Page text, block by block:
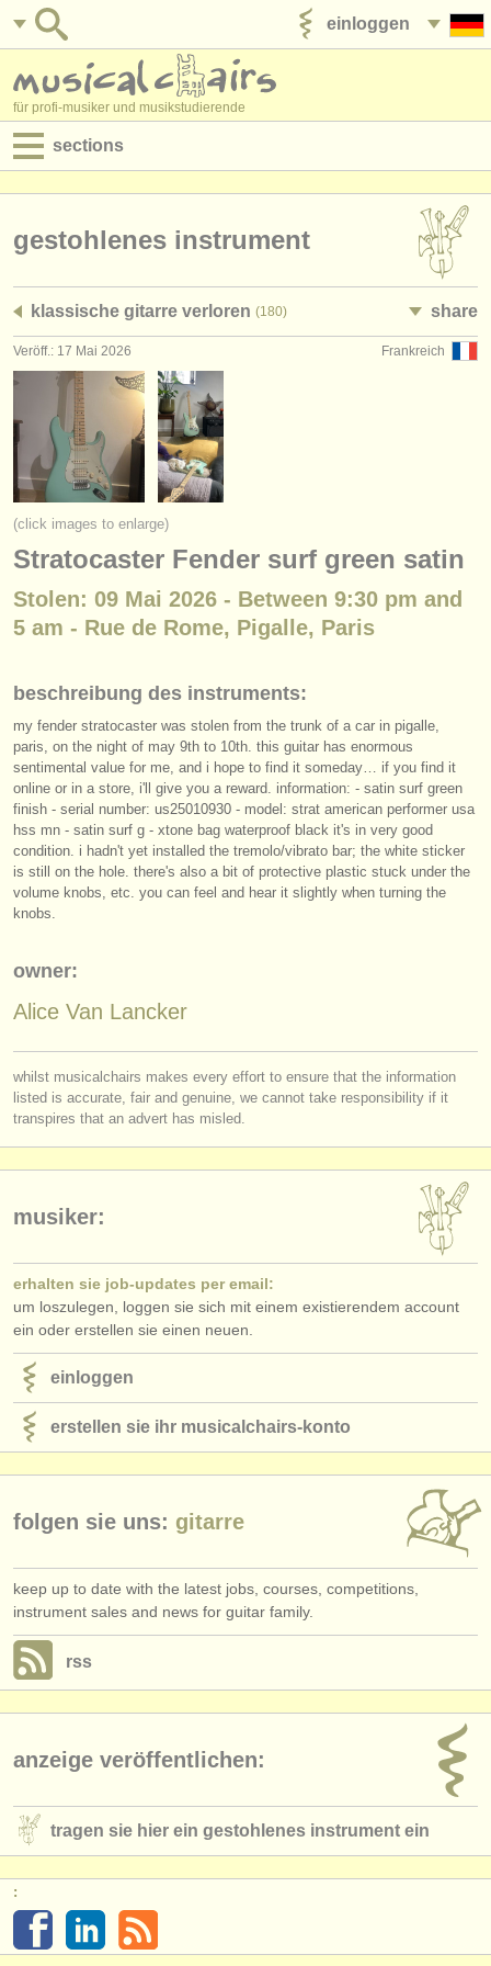
einloggen
für profi-musiker und musikstudierende
sections
jobs - verwaltung
degree courses
kurse
musikwettbewerbe
instrumentenverkauf
gestohlene instrumente
verzeichnisse:
orchester
musikhochschulen
jugendorchester
musicalchairs:
über musicalchairs
kontakt
find out about ourATS
ATSfaq
einloggen
gestohlenes instrument
klassische gitarre verloren (180) share
Frankreich
Veröff.: 17 Mai 2026
(click images to enlarge)
Stratocaster Fender surf green satin
Stolen: 09 Mai 2026 - Between 9:30 pm and
5 am - Rue de Rome, Pigalle, Paris
beschreibung des instruments:
my fender stratocaster was stolen from the trunk of a car in pigalle,
paris, on the night of may 9th to 10th. this guitar has enormous
sentimental value for me, and i hope to find it someday… if you find it
online or in a store, i'll give you a reward. information: - satin surf green
finish - serial number: us25010930 - model: strat american performer usa
hss mn - satin surf g - xtone bag waterproof black it's in very good
condition. i hadn't yet installed the tremolo/vibrato bar; the white sticker
is still on the hole. there's also a bit of protective plastic stuck under the
volume knobs, etc. you can feel and hear it slightly when turning the
knobs.
owner:
Alice Van Lancker
whilst musicalchairs makes every effort to ensure that the information
listed is accurate, fair and genuine, we cannot take responsibility if it
transpires that an advert has misled.
musiker:
erhalten sie job-updates per email:
um loszulegen, loggen sie sich mit einem existierendem account
ein oder erstellen sie einen neuen.
einloggen
erstellen sie ihr musicalchairs-konto
folgen sie uns: gitarre
keep up to date with the latest jobs, courses, competitions,
instrument sales and news for guitar family.
rss
anzeige veröffentlichen:
tragen sie hier ein gestohlenes instrument ein
: